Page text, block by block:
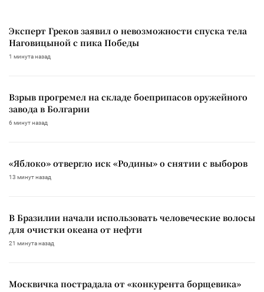
Эксперт Греков заявил о невозможности спуска тела
Наговицыной с пика Победы
1 минута назад
Взрыв прогремел на складе боеприпасов оружейного
завода в Болгарии
6 минут назад
«Яблоко» отвергло иск «Родины» о снятии с выборов
13 минут назад
В Бразилии начали использовать человеческие волосы
для очистки океана от нефти
21 минута назад
Москвичка пострадала от «конкурента борщевика»